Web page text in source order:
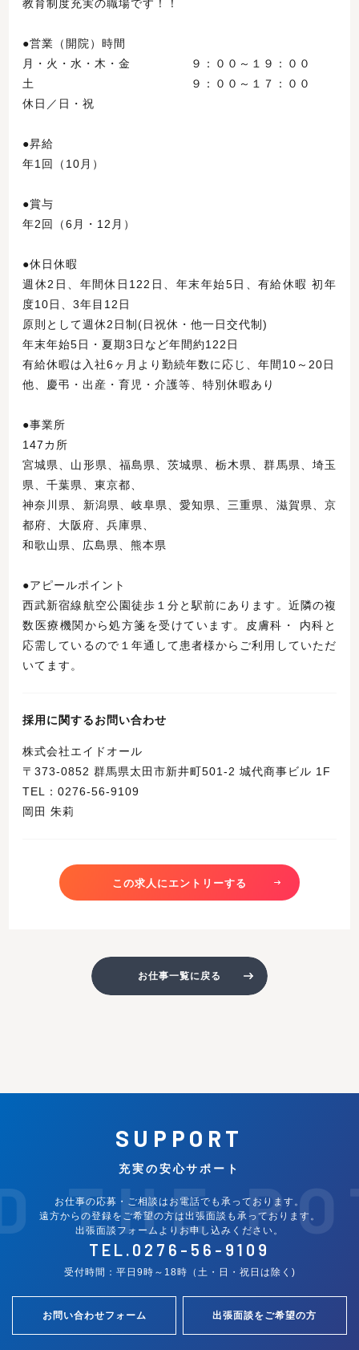
教育制度充実の職場です！！
●営業（開院）時間
月・火・水・木・金 ９：００～１９：００
土 ９：００～１７：００
休日／日・祝
●昇給
年1回（10月）
●賞与
年2回（6月・12月）
●休日休暇
週休2日、年間休日122日、年末年始5日、有給休暇 初年
度10日、3年目12日
原則として週休2日制(日祝休・他一日交代制)
年末年始5日・夏期3日など年間約122日
有給休暇は入社6ヶ月より勤続年数に応じ、年間10～20日
他、慶弔・出産・育児・介護等、特別休暇あり
●事業所
147カ所
宮城県、山形県、福島県、茨城県、栃木県、群馬県、埼玉
県、千葉県、東京都、
神奈川県、新潟県、岐阜県、愛知県、三重県、滋賀県、京
都府、大阪府、兵庫県、
和歌山県、広島県、熊本県
●アピールポイント
西武新宿線航空公園徒歩１分と駅前にあります。近隣の複
数医療機関から処方箋を受けています。皮膚科・ 内科と
応需しているので１年通して患者様からご利用していただ
いてます。
採用に関するお問い合わせ
株式会社エイドオール
〒373-0852 群馬県太田市新井町501-2 城代商事ビル 1F
TEL：0276-56-9109
岡田 朱莉
この求人にエントリーする
お仕事一覧に戻る
THE
SUPPORT
充実の安心サポート
お仕事の応募・ご相談はお電話でも承っております。
遠方からの登録をご希望の方は出張面談も承っております。
出張面談フォームよりお申し込みください。
TEL. 0276-56-9109
受付時間：平日9時～18時（土・日・祝日は除く)
お問い合わせフォーム 出張面談をご希望の方